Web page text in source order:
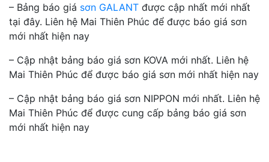
– Bảng báo giá sơn GALANT được cập nhất mới nhất
tại đây. Liên hệ Mai Thiên Phúc để được báo giá sơn
mới nhất hiện nay
– Cập nhật bảng báo giá sơn KOVA mới nhất. Liên hệ
Mai Thiên Phúc để được báo giá sơn mới nhất hiện nay
– Cập nhật bảng báo giá sơn NIPPON mới nhất. Liên hệ
Mai Thiên Phúc để được cung cấp bảng báo giá sơn
mới nhất hiện nay